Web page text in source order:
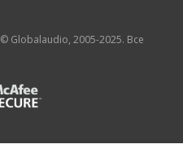
© Globalaudio, 2005-2025. Все